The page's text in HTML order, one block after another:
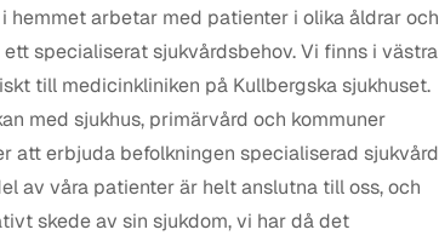
hemmet arbetar med patienter i olika åldrar och
specialiserat sjukvårdsbehov. Vi finns i västra
till medicinkliniken på Kullbergska sjukhuset.
med sjukhus, primärvård och kommuner
att erbjuda befolkningen specialiserad sjukvård
av våra patienter är helt anslutna till oss, och
skede av sin sjukdom, vi har då det